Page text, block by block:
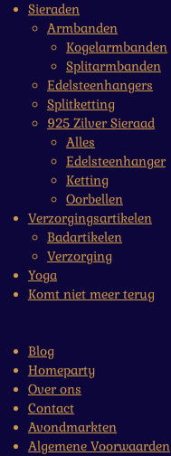
Sieraden
Armbanden
Kogelarmbanden
Splitarmbanden
Edelsteenhangers
Splitketting
925 Zilver Sieraad
Alles
Edelsteenhanger
Ketting
Oorbellen
Verzorgingsartikelen
Badartikelen
Verzorging
Yoga
Komt niet meer terug
Blog
Homeparty
Over ons
Contact
Avondmarkten
Algemene Voorwaarden